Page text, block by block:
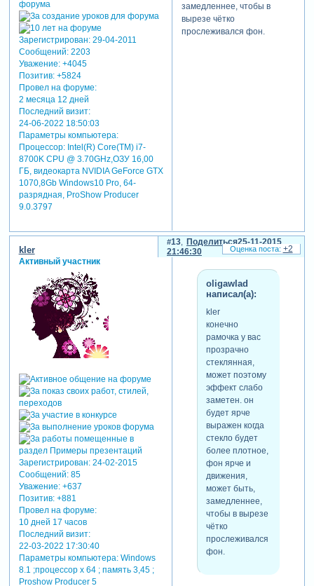
Зарегистрирован: 29-04-2011
Сообщений:2203
Уважение: +4045
Позитив: +5824
Провел на форуме:
2 месяца 12 дней
Последний визит:
24-06-2022 18:50:03
Параметры компьютера:
Процессор: Intel(R) Core(TM) i7-
8700K CPU @ 3.70GHz,ОЗУ 16,00
ГБ, видеокарта NVIDIA GeForce GTX
1070,8Gb Windows10 Pro, 64-
разрядная, ProShow Producer
9.0.3797
замедленнее, чтобы в
вырезе чётко
прослеживался фон.
Поделиться
13
25-11-2015
21:46:30
kler
Активный участник
Зарегистрирован: 24-02-2015
Сообщений:85
Уважение: +637
Позитив: +881
Провел на форуме:
10 дней 17 часов
Последний визит:
22-03-2022 17:30:40
Параметры компьютера:Windows
8.1 ;процессор х 64 ; память 3,45 ;
Proshow Producer 5
oligawlad
написал(а):
kler
конечно
рамочка у вас
прозрачно
стеклянная,
может поэтому
эффект слабо
заметен. он
будет ярче
выражен когда
стекло будет
более плотное,
фон ярче и
движения,
может быть,
замедленнее,
чтобы в вырезе
чётко
прослеживался
фон.
+2